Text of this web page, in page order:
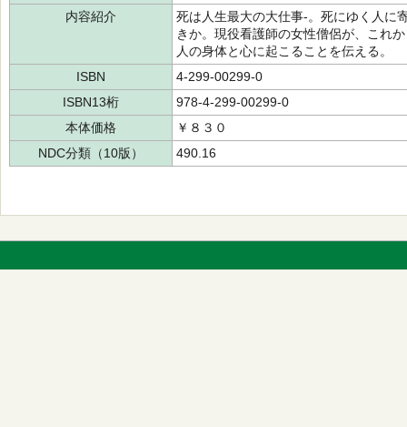
内容紹介
死は人生最大の大仕事-。死にゆく人に
きか。現役看護師の女性僧侶が、これ
人の身体と心に起こることを伝える。
ISBN
4-299-00299-0
ISBN13桁
978-4-299-00299-0
本体価格
￥８３０
NDC分類（10版）
490.16